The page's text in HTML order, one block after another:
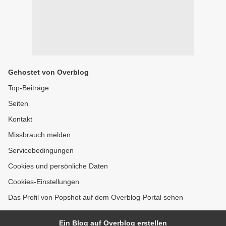
Gehostet von Overblog
Top-Beiträge
Seiten
Kontakt
Missbrauch melden
Servicebedingungen
Cookies und persönliche Daten
Cookies-Einstellungen
Das Profil von Popshot auf dem Overblog-Portal sehen
Ein Blog auf Overblog erstellen